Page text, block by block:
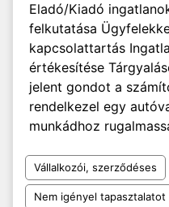
Eladó/Kiadó
felkutatása
kapcsolattartás
értékesítése
jelent gondot a
rendelkezel egy
munkádhoz
Vállalkozói, szerződéses
Nem igényel tapasztalatot